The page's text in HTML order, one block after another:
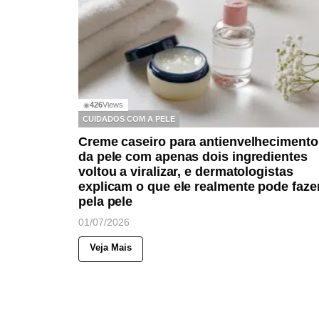
◉426Views
CUIDADOS COM A PELE
Creme caseiro para antienvelhecimento
da pele com apenas dois ingredientes
voltou a viralizar, e dermatologistas
explicam o que ele realmente pode
pela pele
01/07/2026
Veja Mais